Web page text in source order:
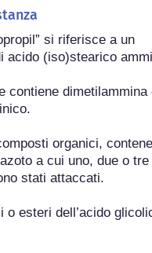
si riferisce a un
acido (iso)stearico
contiene dimetilammina
organici,
a cui uno, due o tre
stati attaccati.
o esteri dell’acido